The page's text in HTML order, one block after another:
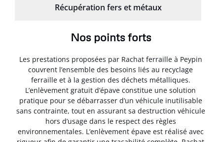
Récupération fers et métaux
Nos points forts
Les prestations proposées par Rachat ferraille à Peypin
couvrent l’ensemble des besoins liés au recyclage
ferraille et à la gestion des déchets métalliques.
L’enlèvement gratuit d’épave constitue une solution
pratique pour se débarrasser d’un véhicule inutilisable
sans contrainte, tout en assurant sa destruction véhicule
hors d’usage dans le respect des règles
environnementales. L’enlèvement épave est réalisé avec